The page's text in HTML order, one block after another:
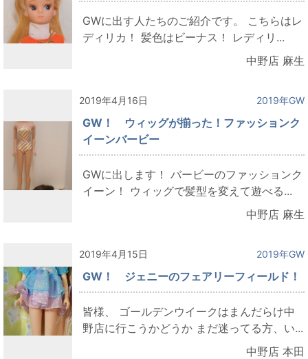
GWに出す人たちのご紹介です。 こちらはレ
ディリカ！ 髪色はビーナス！ レディリ...
中野店 麻生
2019年4月16日 2019年GW
GW！ ウィッグが揃った！ファッションク
イーンバービー
GWに出します！ バービーのファッションク
イーン！ ウィッグで髪型を変えて遊べる...
中野店 麻生
2019年4月15日 2019年GW
GW！ ジェニーのフェアリーフィールド！
皆様、 ゴールデンウイークはまんだらけ中
野店に行こうかどうか まだ迷ってる方、い...
中野店 本田